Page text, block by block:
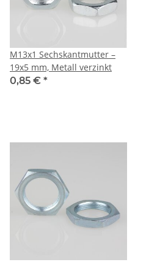
M13x1 Sechskantmutter –
19x5 mm, Metall verzinkt
0,85 € *